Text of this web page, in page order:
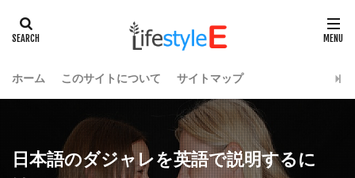
ホーム このサイトについて サイトマップ
日本語のダジャレを英語で説明するに